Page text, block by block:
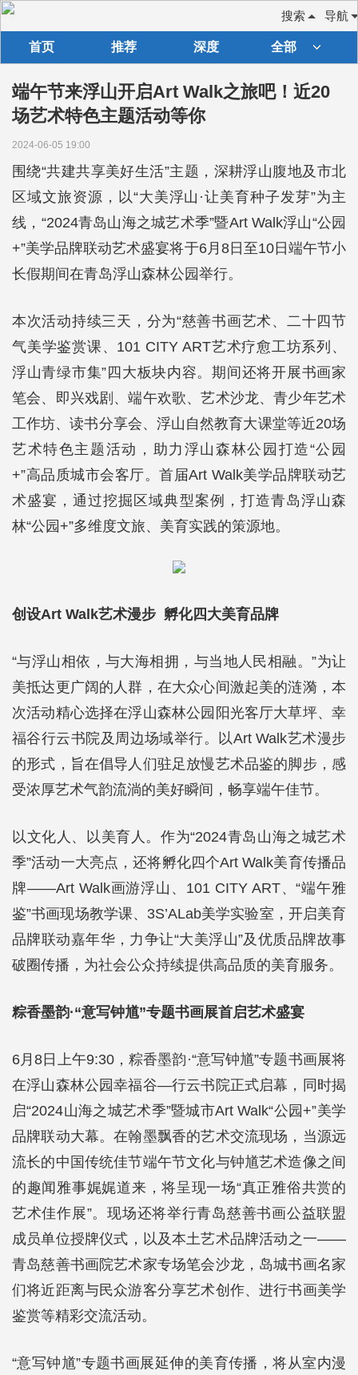
导航
搜索
首页 推荐 深度 全部
端午节来浮山开启Art Walk之旅吧！近20
场艺术特色主题活动等你
2024-06-05 19:00
围绕“共建共享美好生活”主题，深耕浮山腹地及市北
区域文旅资源，以“大美浮山·让美育种子发芽”为主
线，“2024青岛山海之城艺术季”暨Art Walk浮山“公园
+”美学品牌联动艺术盛宴将于6月8日至10日端午节小
长假期间在青岛浮山森林公园举行。
本次活动持续三天，分为“慈善书画艺术、二十四节
气美学鉴赏课、101 CITY ART艺术疗愈工坊系列、
浮山青绿市集”四大板块内容。期间还将开展书画家
笔会、即兴戏剧、端午欢歌、艺术沙龙、青少年艺术
工作坊、读书分享会、浮山自然教育大课堂等近20场
艺术特色主题活动，助力浮山森林公园打造“公园
+”高品质城市会客厅。首届Art Walk美学品牌联动艺
术盛宴，通过挖掘区域典型案例，打造青岛浮山森
林“公园+”多维度文旅、美育实践的策源地。
创设Art Walk艺术漫步 孵化四大美育品牌
“与浮山相依，与大海相拥，与当地人民相融。”为让
美抵达更广阔的人群，在大众心间激起美的涟漪，本
次活动精心选择在浮山森林公园阳光客厅大草坪、幸
福谷行云书院及周边场域举行。以Art Walk艺术漫步
的形式，旨在倡导人们驻足放慢艺术品鉴的脚步，感
受浓厚艺术气韵流淌的美好瞬间，畅享端午佳节。
以文化人、以美育人。作为“2024青岛山海之城艺术
季”活动一大亮点，还将孵化四个Art Walk美育传播品
牌——Art Walk画游浮山、101 CITY ART、“端午雅
鉴”书画现场教学课、3S’ALab美学实验室，开启美育
品牌联动嘉年华，力争让“大美浮山”及优质品牌故事
破圈传播，为社会公众持续提供高品质的美育服务。
粽香墨韵·“意写钟馗”专题书画展首启艺术盛宴
6月8日上午9:30，粽香墨韵·“意写钟馗”专题书画展将
在浮山森林公园幸福谷—行云书院正式启幕，同时揭
启“2024山海之城艺术季”暨城市Art Walk“公园+”美学
品牌联动大幕。在翰墨飘香的艺术交流现场，当源远
流长的中国传统佳节端午节文化与钟馗艺术造像之间
的趣闻雅事娓娓道来，将呈现一场“真正雅俗共赏的
艺术佳作展”。现场还将举行青岛慈善书画公益联盟
成员单位授牌仪式，以及本土艺术品牌活动之一——
青岛慈善书画院艺术家专场笔会沙龙，岛城书画名家
们将近距离与民众游客分享艺术创作、进行书画美学
鉴赏等精彩交流活动。
“意写钟馗”专题书画展延伸的美育传播，将从室内漫